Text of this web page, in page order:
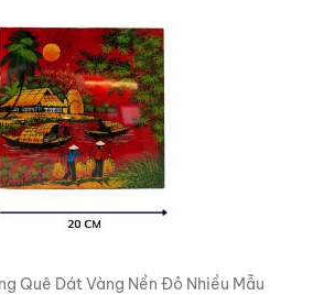
Quê Dát Vàng Nền Đỏ Nhiều Mẫu